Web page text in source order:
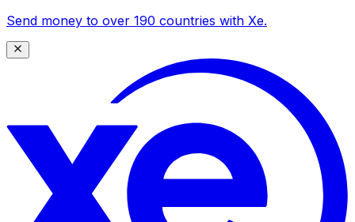
Send money to over 190 countries with Xe.